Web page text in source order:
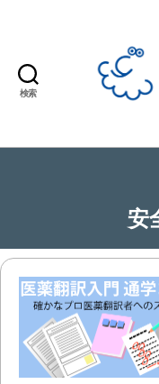
検索
安